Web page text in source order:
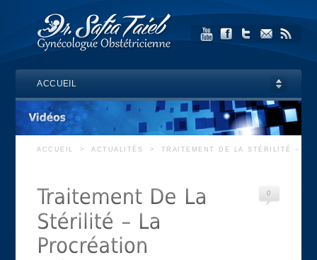
ACCUEIL
ACCUEIL > ACTUALITÉS > TRAITEMENT DE LA STÉRILITÉ – LA
0